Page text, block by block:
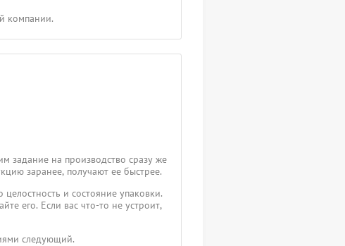
компании.
задание на производство сразу же
заранее, получают ее быстрее.
и состояние упаковки.
его. Если вас что-то не устроит,
следующий.